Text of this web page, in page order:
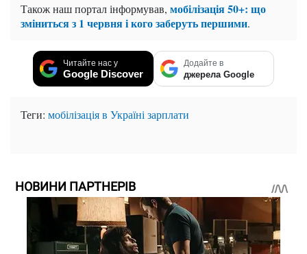
Також наш портал інформував, мобілізація 50+: що
зміниться з 1 червня і кого заберуть першими.
Читайте нас у
Google Discover
Додайте в
джерела Google
Теги: мобілізація в Українізарплати
НОВИНИ ПАРТНЕРІВ